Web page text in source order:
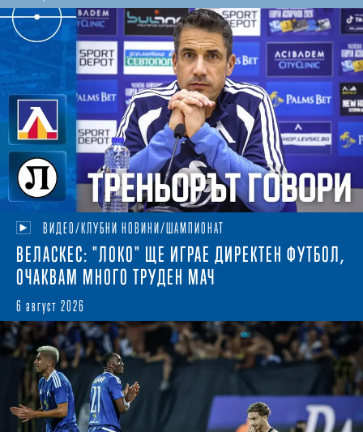
ВИДЕО/КЛУБНИ НОВИНИ/ШАМПИОНАТ
ВЕЛАСКЕС: "ЛОКО" ЩЕ ИГРАЕ ДИРЕКТЕН ФУТБОЛ,
ОЧАКВАМ МНОГО ТРУДЕН МАЧ
6 август 2026